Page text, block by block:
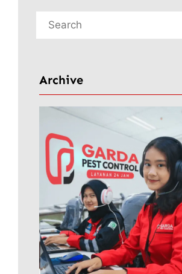
a
Archive